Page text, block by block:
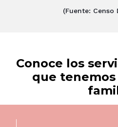
(Fuente: Censo
Conoce los
que